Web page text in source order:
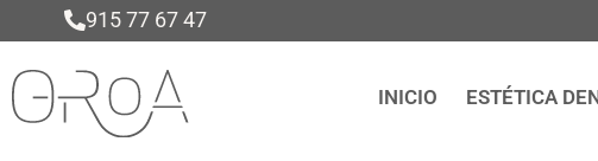
915 77 67 47
INICIO ESTÉTICA